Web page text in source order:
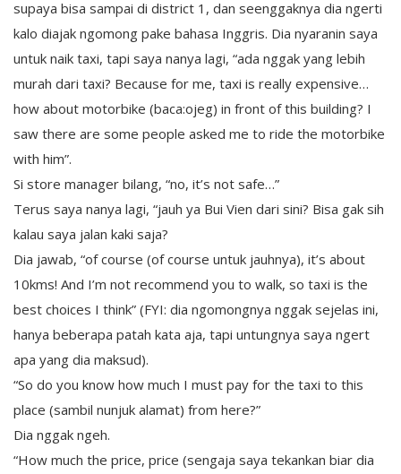
supaya bisa sampai di district 1, dan seenggaknya dia ngerti
kalo diajak ngomong pake bahasa Inggris. Dia nyaranin saya
untuk naik taxi, tapi saya nanya lagi, “ada nggak yang lebih
murah dari taxi? Because for me, taxi is really expensive…
how about motorbike (baca:ojeg) in front of this building? I
saw there are some people asked me to ride the motorbike
with him”.
Si store manager bilang, “no, it’s not safe…”
Terus saya nanya lagi, “jauh ya Bui Vien dari sini? Bisa gak sih
kalau saya jalan kaki saja?
Dia jawab, “of course (of course untuk jauhnya), it’s about
10kms! And I’m not recommend you to walk, so taxi is the
best choices I think” (FYI: dia ngomongnya nggak sejelas ini,
hanya beberapa patah kata aja, tapi untungnya saya ngert
apa yang dia maksud).
“So do you know how much I must pay for the taxi to this
place (sambil nunjuk alamat) from here?”
Dia nggak ngeh.
“How much the price, price (sengaja saya tekankan biar dia